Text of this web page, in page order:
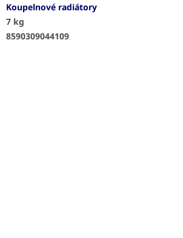
Koupelnové radiátory
7 kg
8590309044109